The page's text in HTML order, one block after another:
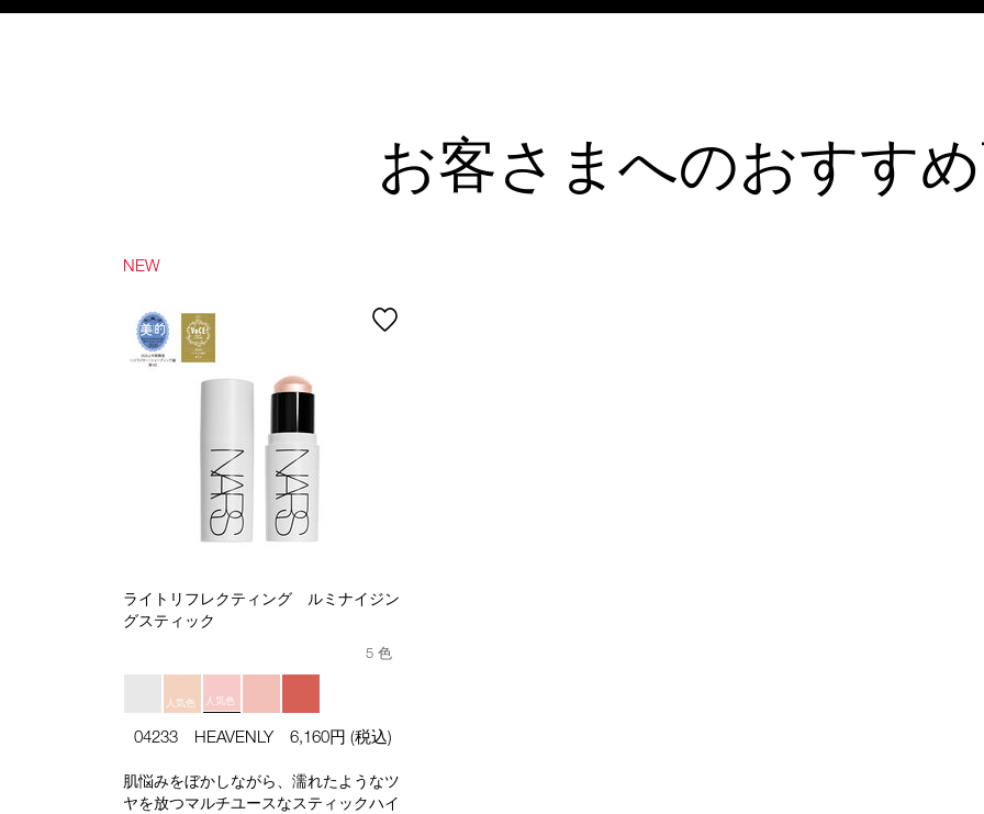
お客さまへのおすす
NEW
ライトリフレクティング ルミナイジン
グスティック
5 色
人気色 人気色
04233 HEAVENLY 6,160円 (税込)
肌悩みをぼかしながら、濡れたようなツ
ヤを放つマルチユースなスティックハイ